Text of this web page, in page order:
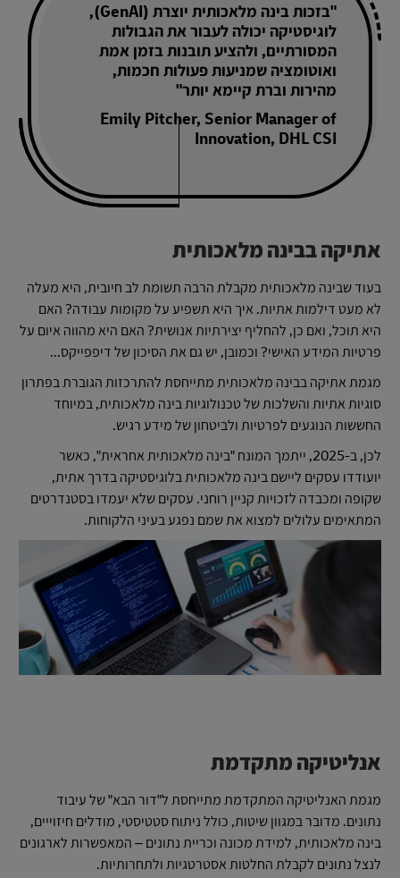
"בזכות בינה מלאכותית יוצרת (GenAI),
לוגיסטיקה יכולה לעבור את הגבולות
המסורתיים, ולהציע תובנות בזמן אמת
ואוטומציה שמניעות פעולות חכמות,
מהירות וברת קיימא יותר"
Emily Pitcher, Senior Manager of
Innovation, DHL CSI
אתיקה בבינה מלאכותית
בעוד שבינה מלאכותית מקבלת הרבה תשומת לב חיובית, היא מעלה
לא מעט דילמות אתיות. איך היא תשפיע על מקומות עבודה? האם
היא תוכל, ואם כן, להחליף יצירתיות אנושית? האם היא מהווה איום על
פרטיות המידע האישי? וכמובן, יש גם את הסיכון של דיפפייקס...
מגמת אתיקה בבינה מלאכותית מתייחסת להתרכזות הגוברת בפתרון
סוגיות אתיות והשלכות של טכנולוגיות בינה מלאכותית, במיוחד
החששות הנוגעים לפרטיות ולביטחון של מידע רגיש.
לכן, ב-2025, ייתמך המונח "בינה מלאכותית אחראית", כאשר
יועודדו עסקים ליישם בינה מלאכותית בלוגיסטיקה בדרך אתית,
שקופה ומכבדה לזכויות קניין רוחני. עסקים שלא יעמדו בסטנדרטים
המתאימים עלולים למצוא את שמם נפגע בעיני הלקוחות.
אנליטיקה מתקדמת
מגמת האנליטיקה המתקדמת מתייחסת ל"דור הבא" של עיבוד
נתונים. מדובר במגוון שיטות, כולל ניתוח סטטיסטי, מודלים חיזוייים,
בינה מלאכותית, למידת מכונה וכריית נתונים – המאפשרות לארגונים
לנצל נתונים לקבלת החלטות אסטרטגיות ולתחרותיות.